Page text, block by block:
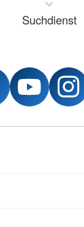
Suchdienst